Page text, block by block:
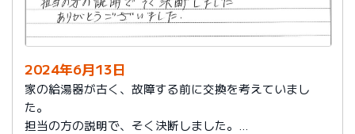
2024年6月13日
家の給湯器が古く、故障する前に交換を考えていまし
た。
担当の方の説明で、そく決断しました。